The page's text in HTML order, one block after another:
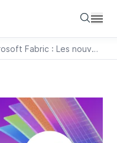
Microsoft Fabric : Les nouveautés phares dévoilées à Ignite 2024